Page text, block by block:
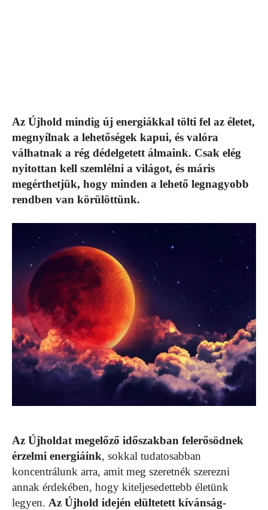
Az Újhold mindig új energiákkal tölti fel az életet,
megnyílnak a lehetőségek kapui, és valóra
válhatnak a rég dédelgetett álmaink. Csak elég
nyitottan kell szemlélni a világot, és máris
megérthetjük, hogy minden a lehető legnagyobb
rendben van körülöttünk.
Az Újholdat megelőző időszakban felerősödnek
érzelmi energiáink, sokkal tudatosabban
koncentrálunk arra, amit meg szeretnék szerezni
annak érdekében, hogy kiteljesedettebb életünk
legyen. Az Újhold idején elültetett kívánság-